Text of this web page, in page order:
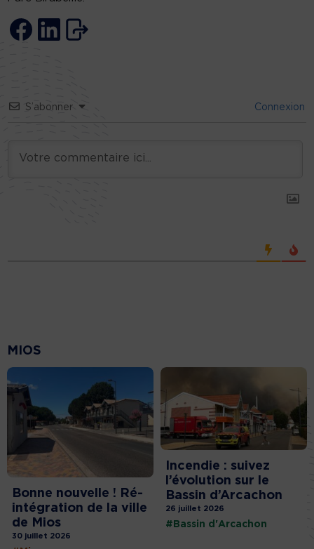
S’abonner Connexion
MIOS
Bonne nouvelle ! Ré-
intégration de la ville
de Mios
30 juillet 2026
Incendie : suivez
l’évolution sur le
Bassin d’Arcachon
26 juillet 2026
#Bassin d'Arcachon